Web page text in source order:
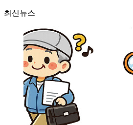
최신뉴스